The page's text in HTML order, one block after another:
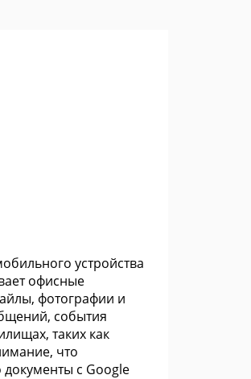
устройства
офисные
фотографии и
события
таких как
что
документы с Google